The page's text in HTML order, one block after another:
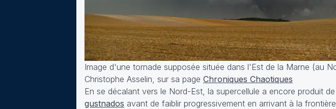
Image d'une tornade supposée située dans l'Est de la Marne (au
Christophe Asselin, sur sa page Chroniques Chaotiques
En se décalant vers le Nord-Est, la supercellule a encore produit
gustnados avant de faiblir progressivement en arrivant à la